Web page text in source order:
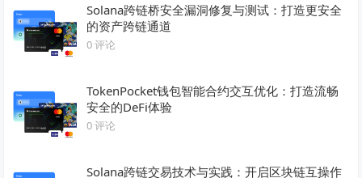
Solana跨链桥安全漏洞修复与测试：打造更安全
的资产跨链通道
0 评论
TokenPocket钱包智能合约交互优化：打造流畅
安全的DeFi体验
0 评论
Solana跨链交易技术与实践：开启区块链互操作